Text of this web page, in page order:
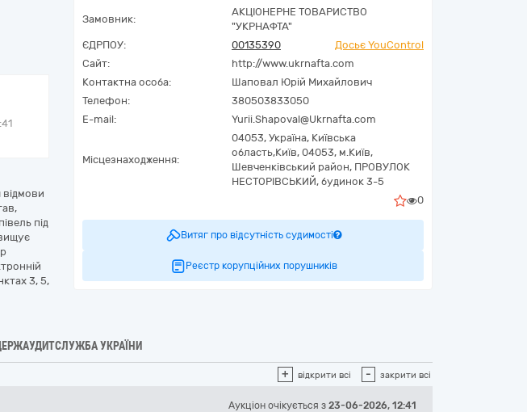
під
3, 5,
Замовник:
АКЦІОНЕРНЕ ТОВАРИСТВО
"УКPНAФТА"
ЄДРПОУ:
00135390
Досьє YouControl
Сайт:
http://www.ukrnafta.com
Контактна особа:
Шаповал Юрій Михайлович
Телефон:
380503833050
E-mail:
Yurii.Shapoval@Ukrnafta.com
Місцезнаходження:
04053, Україна, Київська
область,Київ, 04053, м.Київ,
Шевченківський район, ПРОВУЛОК
НЕСТОРІВСЬКИЙ, будинок 3-5
0
Витяг про відсутність судимості
Реєстр корупційних порушників
УКРАЇНИ
+ відкрити всі - закрити всі
Аукціон очікується з 23-06-2026, 12:41